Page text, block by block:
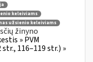
keleiviams
užsienio keleiviams
žinyno
» PVM
116–119 str.) »